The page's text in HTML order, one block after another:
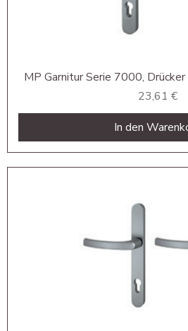
MP Garnitur Serie 7000,
Preis
23,61 €
In den